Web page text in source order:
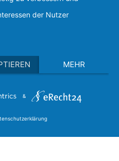
der Nutzer
MEHR
&